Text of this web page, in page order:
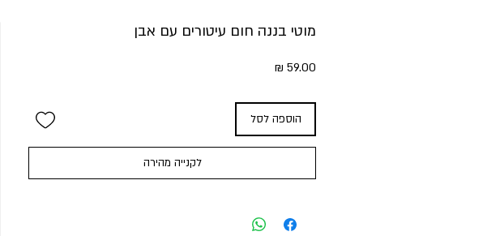
מוטי בננה חום עיטורים עם אבן
הוספה לסל
לקנייה מהירה